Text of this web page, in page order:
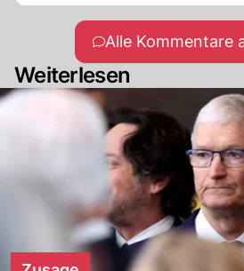
Alle Kommentare
Weiterlesen